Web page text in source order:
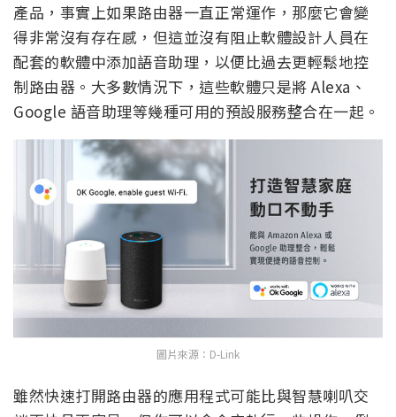
產品，事實上如果路由器一直正常運作，那麼它會變
得非常沒有存在感，但這並沒有阻止軟體設計人員在
配套的軟體中添加語音助理，以便比過去更輕鬆地控
制路由器。大多數情況下，這些軟體只是將 Alexa、
Google 語音助理等幾種可用的預設服務整合在一起。
圖片來源：D-Link
雖然快速打開路由器的應用程式可能比與智慧喇叭交